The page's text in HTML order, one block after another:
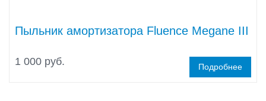
Пыльник амортизатора Fluence Megane III
1 000 руб. Подробнее